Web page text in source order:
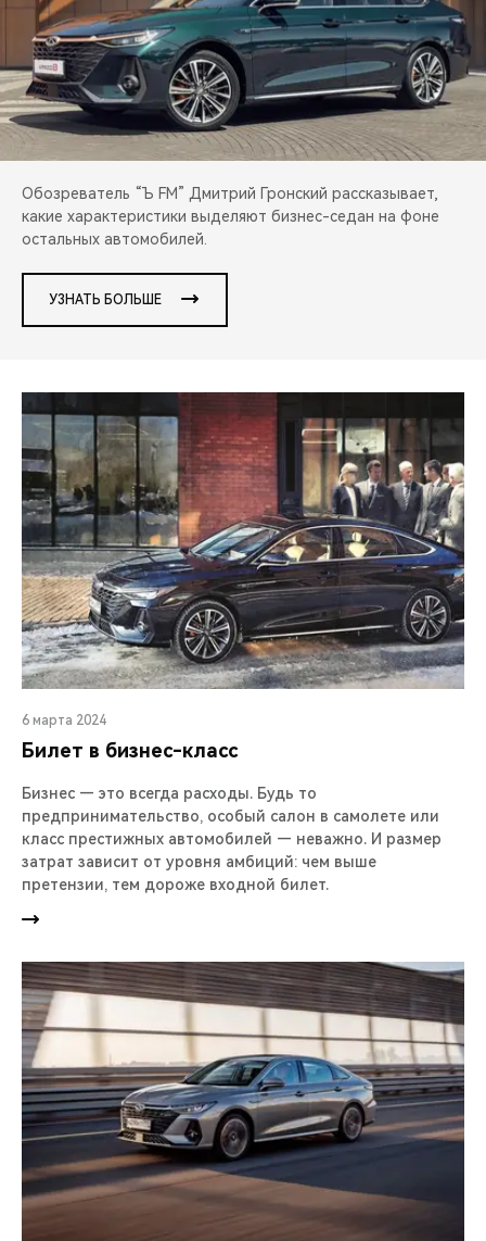
CHERY И СПОРТ
НАШИ МЕРОПРИЯТИЯ
CHERY ДЛЯ ДЕТЕЙ
Обозреватель “Ъ FM” Дмитрий Гронский рассказывает,
какие характеристики выделяют бизнес-седан на фоне
остальных автомобилей.
УЗНАТЬ БОЛЬШЕ
6 марта 2024
Билет в бизнес-класс
Бизнес — это всегда расходы. Будь то
предпринимательство, особый салон в самолете или
класс престижных автомобилей — неважно. И размер
затрат зависит от уровня амбиций: чем выше
претензии, тем дороже входной билет.